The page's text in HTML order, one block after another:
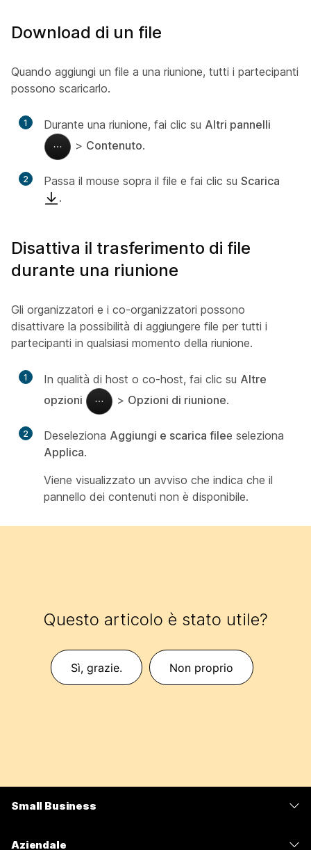
Download di un file
Quando aggiungi un file a una riunione, tutti i partecipanti
possono scaricarlo.
1 Durante una riunione, fai clic su Altri pannelli
> Contenuto.
2 Passa il mouse sopra il file e fai clic su Scarica
.
Disattiva il trasferimento di file
durante una riunione
Gli organizzatori e i co-organizzatori possono
disattivare la possibilità di aggiungere file per tutti i
partecipanti in qualsiasi momento della riunione.
1 In qualità di host o co-host, fai clic su Altre
opzioni
> Opzioni di riunione.
2 Deseleziona Aggiungi e scarica filee seleziona
Applica.
Viene visualizzato un avviso che indica che il
pannello dei contenuti non è disponibile.
Questo articolo è stato utile?
Sì, grazie. Non proprio
Small Business
Aziendale